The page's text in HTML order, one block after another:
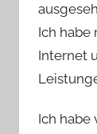
Ich habe
Internet
Ich habe